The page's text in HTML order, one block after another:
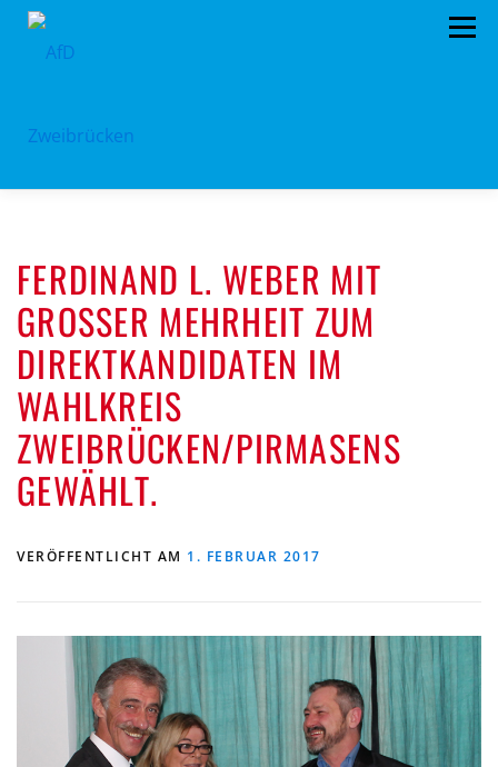
Zum
Menü
PROGRAMM VORSTAND ARCHIV
SPENDEN KONTAKT
FERDINAND L. WEBER MIT
GROSSER MEHRHEIT ZUM D
IREKTKANDIDATEN IM W
AHLKREIS Z
WEIBRÜCKEN/PIRMASENS G
EWÄHLT.
VERÖFFENTLICHT AM 1. FEBRUAR 2017